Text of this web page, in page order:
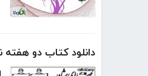
دانلود کتاب دو هفته